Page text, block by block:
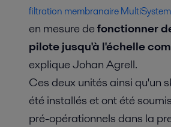
filtration membranaire MultiSystem
en mesure defonctionner
pilote jusqu'à l'échelle
explique Johan Agrell.
Ces deux unités ainsi qu'un
été installés et ont été
pré-opérationnels dans la